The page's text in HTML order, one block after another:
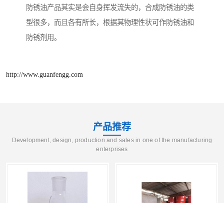
防锈油产品其实是会自身挥发流失的，合成防锈油的类
型很多，而且各有所长，根据其物理性状可作防锈油和
防锈剂用。
http://www.guanfengg.com
产品推荐
Development, design, production and sales in one of the manufacturing
enterprises